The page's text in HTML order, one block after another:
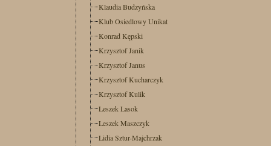
Klaudia Budzyńska
Klub Osiedlowy Unikat
Konrad Kępski
Krzysztof Janik
Krzysztof Janus
Krzysztof Kucharczyk
Krzysztof Kulik
Leszek Lasok
Leszek Maszczyk
Lidia Sztur-Majchrzak